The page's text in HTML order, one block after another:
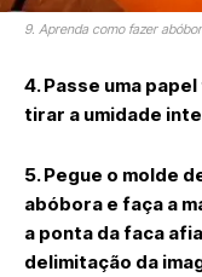
9. Aprenda como fazer
4. Passe uma
tirar a umidade
5. Pegue o molde
abóbora e faça a
a ponta da faca
delimitação da